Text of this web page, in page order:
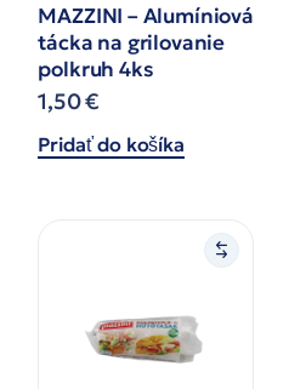
MAZZINI – Alumíniová
tácka na grilovanie
polkruh 4ks
1,50€
Pridať do košíka